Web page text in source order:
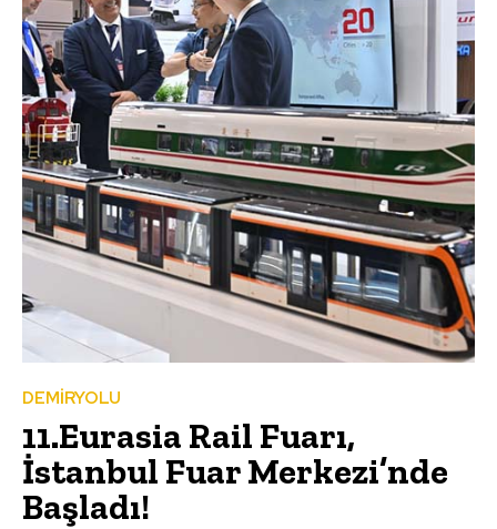
DEMİRYOLU
11.Eurasia Rail Fuarı,
İstanbul Fuar Merkezi’nde
Başladı!